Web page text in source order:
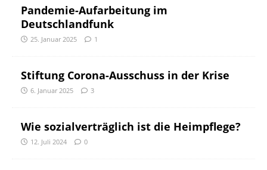
Pandemie-Aufarbeitung im
Deutschlandfunk
25. Januar 2025 1
Stiftung Corona-Ausschuss in der Krise
6. Januar 2025 3
Wie sozialverträglich ist die Heimpflege?
12. Juli 2024 0